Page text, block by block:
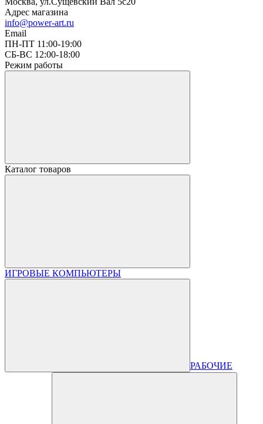
Адрес магазина
info@power-art.ru
Email
ПН-ПТ 11:00-19:00
СБ-ВС 12:00-18:00
Режим работы
Каталог товаров
ИГРОВЫЕ КОМПЬЮТЕРЫ
РАБОЧИЕ